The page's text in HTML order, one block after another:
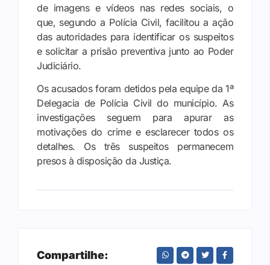
de imagens e vídeos nas redes sociais, o
que, segundo a Polícia Civil, facilitou a ação
das autoridades para identificar os suspeitos
e solicitar a prisão preventiva junto ao Poder
Judiciário.
Os acusados foram detidos pela equipe da 1ª
Delegacia de Polícia Civil do município. As
investigações seguem para apurar as
motivações do crime e esclarecer todos os
detalhes. Os três suspeitos permanecem
presos à disposição da Justiça.
Compartilhe: